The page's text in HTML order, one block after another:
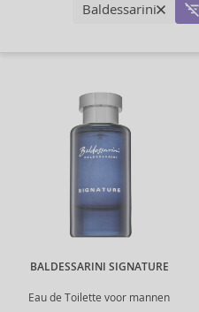
Baldessarini
BALDESSARINI SIGNATURE
Eau de Toilette voor mannen